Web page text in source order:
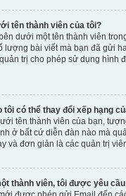
tên thành viên của tôi?
dưới một tên thành viên
lượng bài viết mà bạn đã gửi
trị cho phép sử dụng
tôi có thể thay đổi xếp hạng
tên thành viên của bạn,
ở bất cứ diễn đàn nào mà
và đơn giản là các quản trị
thành viên, tôi được yêu